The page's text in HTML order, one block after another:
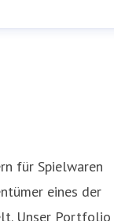
für Spielwaren
eines der
Unser Portfolio